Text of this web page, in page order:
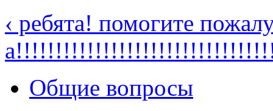
‹ ребята! помогите
Общие вопросы